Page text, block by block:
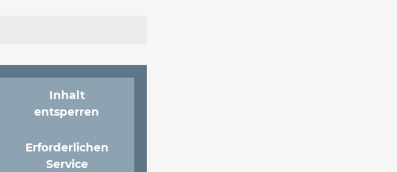
Inhalt
entsperren
Erforderlichen
Service